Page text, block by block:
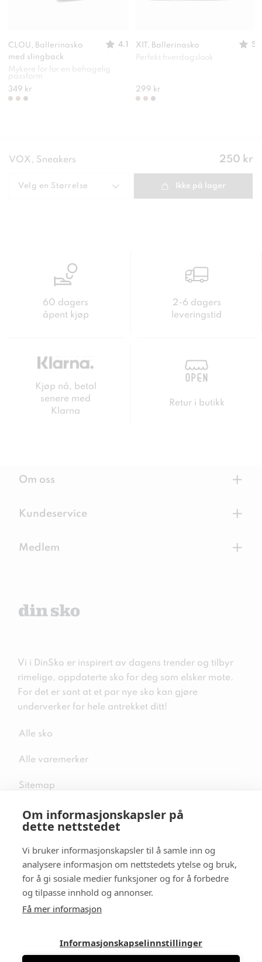
Om informasjonskapsler på
dette nettstedet
Vi bruker informasjonskapsler til å samle inn og
analysere informasjon om nettstedets ytelse og bruk,
for å gi sosiale medier funksjoner og for å forbedre
og tilpasse innhold og annonser.
Få mer informasjon
Informasjonskapselinnstillinger
CLOU, Ballerinasko
med slingback
4.1
Mykere for for en behagelig
passform
349 kr
XIT, Ballerinasko
5
Perfekt hverdagslook
299 kr
VOX, Sneakers Pris:
250 kr
Velg en Størrelse Ikke på lager
60 dagers
åpent kjøp
2-6 dagers
leveringstid
Kjøp nå, betal
senere med
Klarna
Retur i butikk
Om oss +
Kundeservice +
Medlem +
Vi i DinSko er inspirert av dagens trender og tilbyr
rimelige, oppdaterte sko for deg som elsker mote.
For det er sant at et par nye sko kan gjøre
underverker for hele antrekket ditt!
Alle sko
Alle varemerker
Sitemap
Følg oss i sosiale medier